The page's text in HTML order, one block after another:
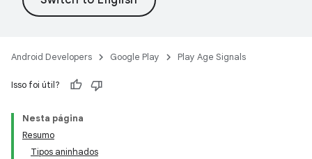
Android Developers Google Play Play Age Signals
Isso foi útil?
Nesta página
Resumo
Tipos aninhados